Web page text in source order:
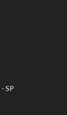
SP